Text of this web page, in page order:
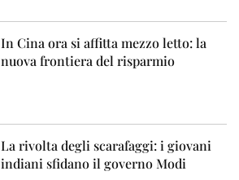
In Cina ora si affitta mezzo letto: la
nuova frontiera del risparmio
La rivolta degli scarafaggi: i giovani
indiani sfidano il governo Modi